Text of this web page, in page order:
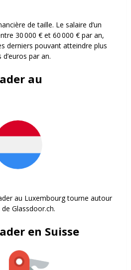
de taille. Le salaire d’un
30 000 € et 60 000 € par an,
derniers pouvant atteindre plus
par an.
au
au Luxembourg tourne autour
Glassdoor.ch.
en Suisse